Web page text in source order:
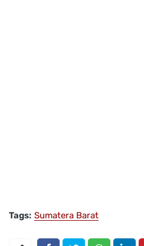
Tags: Sumatera Barat